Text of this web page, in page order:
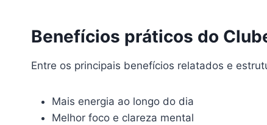
Benefícios práticos do
Entre os principais benefícios relatados e
Mais energia ao longo do dia
Melhor foco e clareza mental